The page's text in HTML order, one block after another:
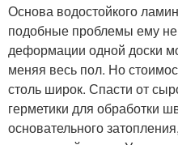
Основа водостойкого
подобные проблемы ему
деформации одной доски
меняя весь пол. Но
столь широк. Спасти от
герметики для обработки
основательного